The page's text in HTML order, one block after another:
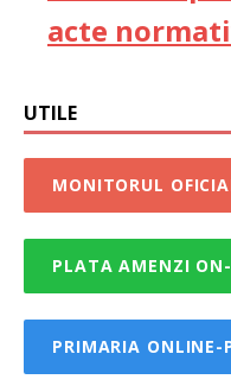
acte
UTILE
MONITORUL
PLATA AMENZI
PRIMARIA ONLINE-